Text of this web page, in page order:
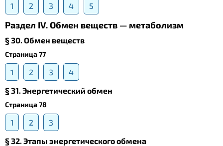
1 2 3 4 5
Раздел IV. Обмен веществ — метаболизм
§ 30. Обмен веществ
Страница 77
1 2 3
4
§ 31. Энергетический обмен
Страница 78
1 2
3
§ 32. Этапы энергетического обмена